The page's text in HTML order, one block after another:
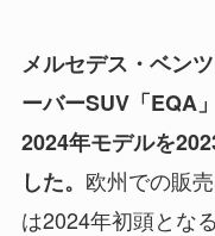
メルセデス・ベン
ーバーSUV「EQA
2024年モデルを
した。 欧州での販
は2024年初頭となる